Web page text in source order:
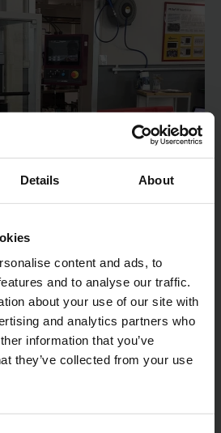
Details About
content and ads, to
and to analyse our traffic.
about your use of our site with
and analytics partners who
information that you’ve
they’ve collected from your use
i
lille fodaftryk.
er specielt designet til
design giver mulighed for en